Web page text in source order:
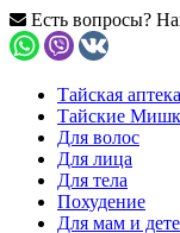
Есть вопросы?
Тайская аптека
Тайские
Для волос
Для лица
Для тела
Похудение
Для мам и